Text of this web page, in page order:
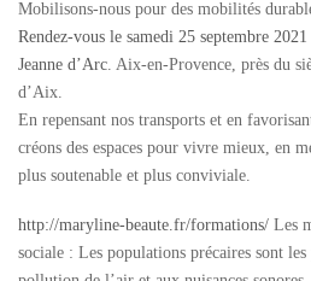
Mobilisons-nous pour des mobilités
Rendez-vous le samedi 25 septembre
Jeanne d’Arc. Aix-en-Provence, près du
d’Aix.
En repensant nos transports et en
créons des espaces pour vivre mieux, en
plus soutenable et plus conviviale.
http://maryline-beaute.fr/formations/ Les
sociale : Les populations précaires sont les